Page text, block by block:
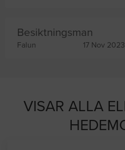
Besiktningsman
Falun 17 Nov 2023
VISAR ALLA